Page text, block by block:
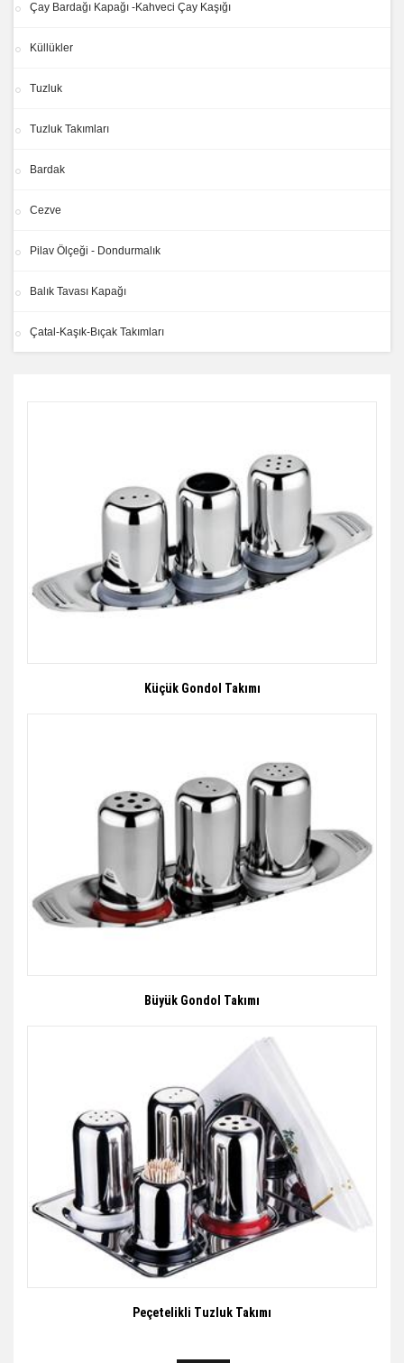
Çay Bardağı Kapağı -Kahveci Çay Kaşığı
Küllükler
Tuzluk
Tuzluk Takımları
Bardak
Cezve
Pilav Ölçeği - Dondurmalık
Balık Tavası Kapağı
Çatal-Kaşık-Bıçak Takımları
Küçük Gondol Takımı
Büyük Gondol Takımı
Peçetelikli Tuzluk Takımı